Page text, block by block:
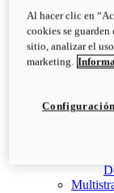
Al hacer clic en
cookies se
sitio, analizar el
marketing.